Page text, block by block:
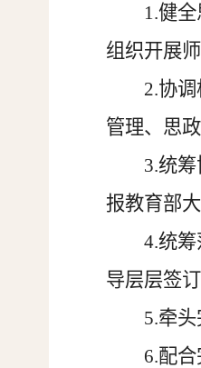
1.健
组织开展
2.协
管理、思
3.统
报教育部
4.统筹
导层层签
5.牵
6.配